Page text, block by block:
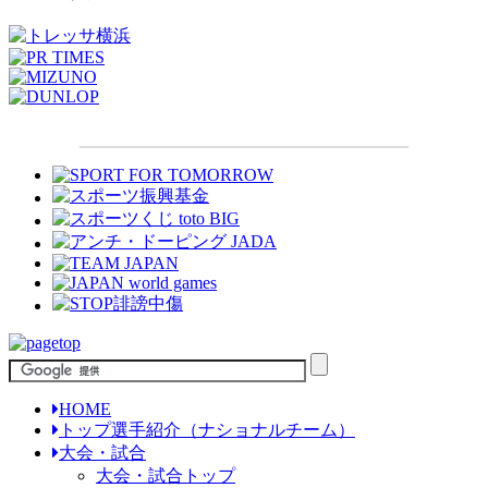
HOME
トップ選手紹介（ナショナルチーム）
大会・試合
大会・試合トップ